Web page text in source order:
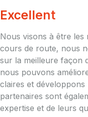
Excellent
Nous visons à être les
cours de route, nous
sur la meilleure façon
nous pouvons
claires et
partenaires sont
expertise et de leurs